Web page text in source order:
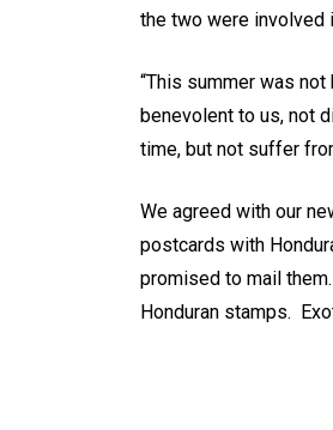
the two were involved
“This summer was not
benevolent to us, not
time, but not suffer
We agreed with our
postcards with
promised to mail
Honduran stamps.